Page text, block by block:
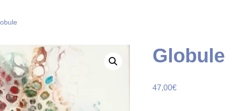
Globule
47,00€